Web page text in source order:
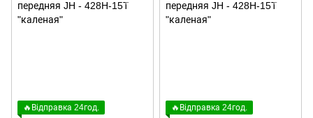
🔥Відправка 24год. 🔥Відправка 24год.